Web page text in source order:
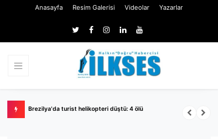
Anasayfa Resim Galerisi Videolar Yazarlar
Brezilya'da turist helikopteri düştü: 4 ölü